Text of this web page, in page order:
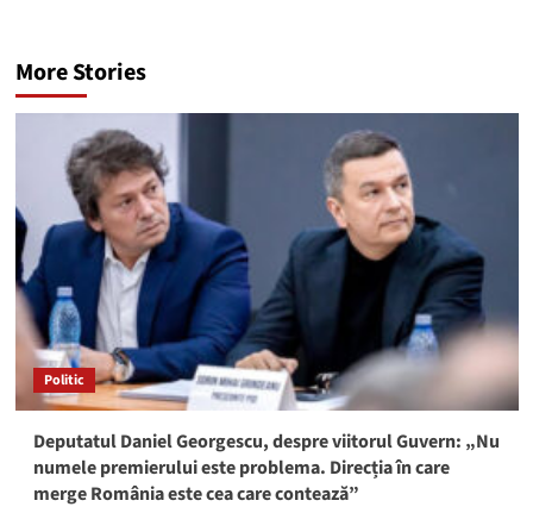
More Stories
Politic
Deputatul Daniel Georgescu, despre viitorul Guvern: „Nu
numele premierului este problema. Direcția în care
merge România este cea care contează”